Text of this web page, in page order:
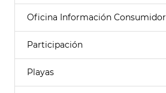
Oficina Información Consumidor
Participación
Playas